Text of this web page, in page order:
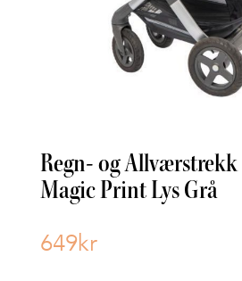
Regn- og
Magic Print Lys Grå
649kr